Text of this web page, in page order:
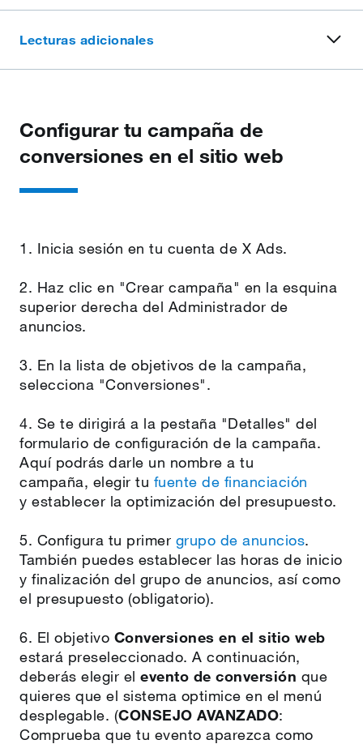
Lecturas adicionales
Configurar tu campaña de
conversiones en el sitio web
1. Inicia sesión en tu cuenta de X Ads.
2. Haz clic en "Crear campaña" en la esquina
superior derecha del Administrador de
anuncios.
3. En la lista de objetivos de la campaña,
selecciona "Conversiones".
4. Se te dirigirá a la pestaña "Detalles" del
formulario de configuración de la campaña.
Aquí podrás darle un nombre a tu
campaña, elegir tu fuente de financiación
y establecer la optimización del presupuesto.
5. Configura tu primer grupo de anuncios.
También puedes establecer las horas de inicio
y finalización del grupo de anuncios, así como
el presupuesto (obligatorio).
6. El objetivo Conversiones en el sitio web
estará preseleccionado. A continuación,
deberás elegir el evento de conversión que
quieres que el sistema optimice en el menú
desplegable. (CONSEJO AVANZADO:
Comprueba que tu evento aparezca como